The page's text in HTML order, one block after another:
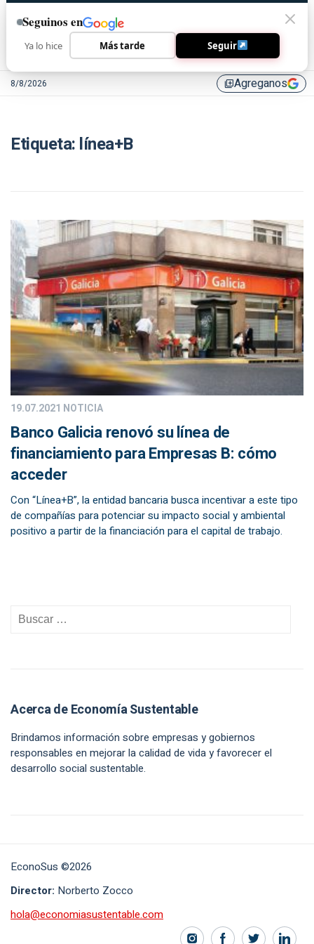
8/8/2026 library_addAgreganos
Etiqueta: línea+B
19.07.2021 NOTICIA
Banco Galicia renovó su línea de
financiamiento para Empresas B: cómo
acceder
Con “Línea+B”, la entidad bancaria busca incentivar a este tipo
de compañías para potenciar su impacto social y ambiental
positivo a partir de la financiación para el capital de trabajo.
Acerca de Economía Sustentable
Brindamos información sobre empresas y gobiernos
responsables en mejorar la calidad de vida y favorecer el
desarrollo social sustentable.
EconoSus ©2026
Director: Norberto Zocco
hola@economiasustentable.com
Seguinos en
Ya lo hice Más tarde Seguir